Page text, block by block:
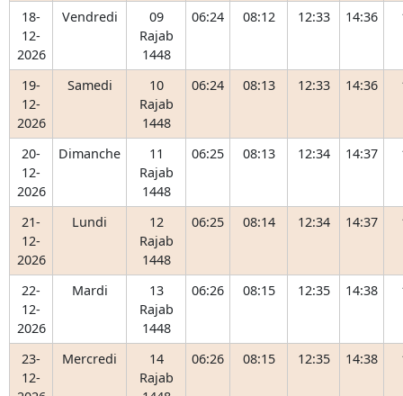
18-
12-
2026
Vendredi
09
Rajab
1448
06:24 08:12 12:33 14:36
19-
12-
2026
Samedi
10
Rajab
1448
06:24 08:13 12:33 14:36
20-
12-
2026
Dimanche
11
Rajab
1448
06:25 08:13 12:34 14:37
21-
12-
2026
Lundi
12
Rajab
1448
06:25 08:14 12:34 14:37
22-
12-
2026
Mardi
13
Rajab
1448
06:26 08:15 12:35 14:38
23-
12-
Mercredi
14
Rajab
06:26 08:15 12:35 14:38